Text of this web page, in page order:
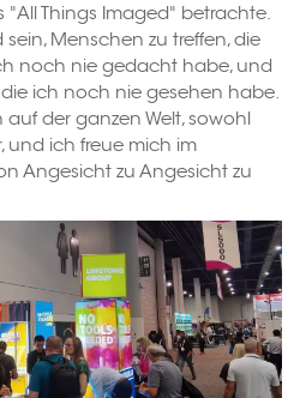
"All Things Imaged" betrachte.
Menschen zu treffen, die
noch nie gedacht habe, und
ich noch nie gesehen habe.
auf der ganzen Welt, sowohl
und ich freue mich im
Angesicht zu Angesicht zu